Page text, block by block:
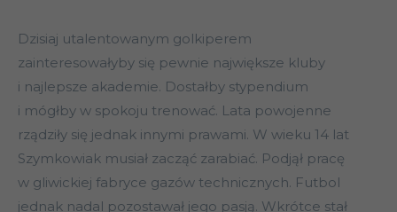
Dzisiaj utalentowanym golkiperem
zainteresowałyby się pewnie największe kluby
i najlepsze akademie. Dostałby stypendium
i mógłby w spokoju trenować. Lata powojenne
rządziły się jednak innymi prawami. W wieku 14 lat
Szymkowiak musiał zacząć zarabiać. Podjął pracę
w gliwickiej fabryce gazów technicznych. Futbol
jednak nadal pozostawał jego pasją. Wkrótce stał